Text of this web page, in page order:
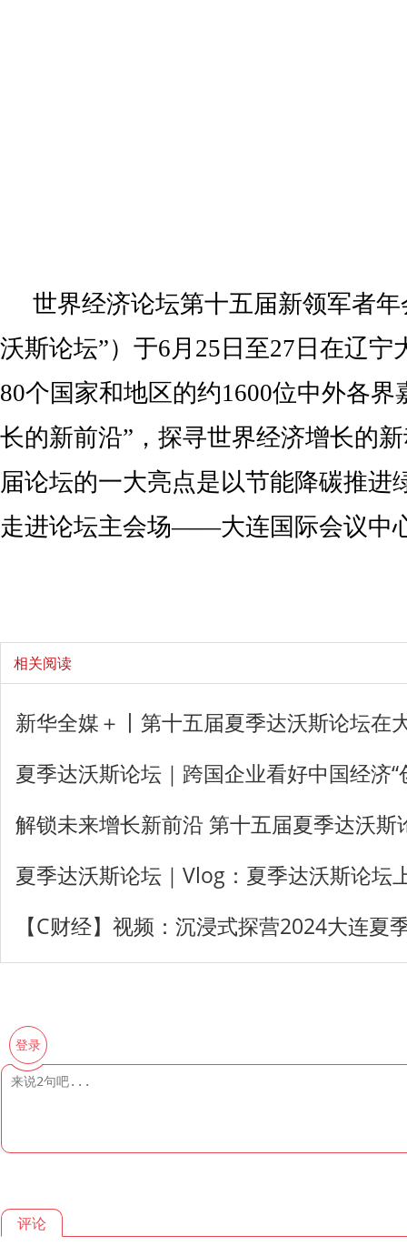
世界经济论坛第十五届新领军者
沃斯论坛”）于6月25日至27日在辽宁
80个国家和地区的约1600位中外各界
长的新前沿”，探寻世界经济增长的
届论坛的一大亮点是以节能降碳推进
走进论坛主会场——大连国际会议中
相关阅读
新华全媒＋丨第十五届夏季达沃斯论坛在
夏季达沃斯论坛｜跨国企业看好中国经济“
解锁未来增长新前沿 第十五届夏季达沃斯
夏季达沃斯论坛｜Vlog：夏季达沃斯论坛
【C财经】视频：沉浸式探营2024大连夏
登录
评论